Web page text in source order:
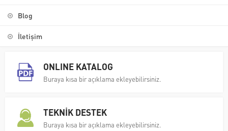
Blog
İletişim
ONLINE KATALOG
Buraya kısa bir açıklama ekleyebilirsiniz.
TEKNİK DESTEK
Buraya kısa bir açıklama ekleyebilirsiniz.